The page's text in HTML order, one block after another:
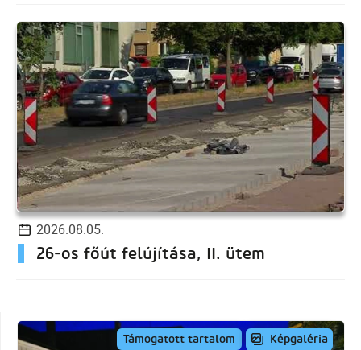
2026.08.05.
26-os főút felújítása, II. ütem
Támogatott tartalom Képgaléria